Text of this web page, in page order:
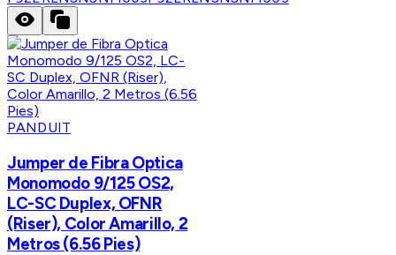
PANDUIT
Jumper de Fibra Optica
Monomodo 9/125 OS2,
LC-SC Duplex, OFNR
(Riser), Color Amarillo, 2
Metros (6.56 Pies)